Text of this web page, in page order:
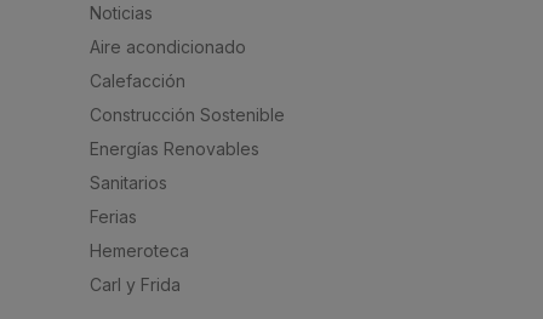
Noticias
Aire acondicionado
Calefacción
Construcción Sostenible
Energías Renovables
Sanitarios
Ferias
Hemeroteca
Carl y Frida